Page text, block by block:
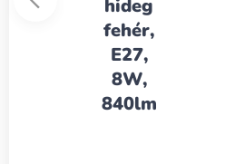
hideg
fehér,
E27,
8W,
840lm